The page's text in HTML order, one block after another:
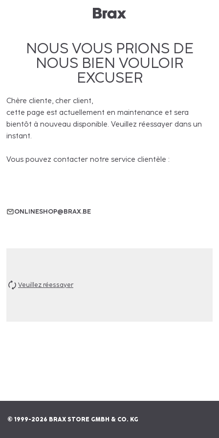
NOUS VOUS PRIONS DE
NOUS BIEN VOULOIR
EXCUSER
Chère cliente, cher client,
cette page est actuellement en maintenance et sera
bientôt à nouveau disponible. Veuillez réessayer dans un
instant.
Vous pouvez contacter notre service clientèle :
ONLINESHOP@BRAX.BE
Veuillez réessayer
© 1999-2026 BRAX STORE GMBH & CO. KG